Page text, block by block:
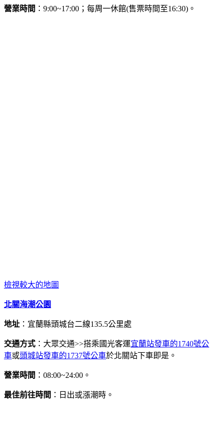
營業時間 ：9:00~17:00；每周一休館(售票時間至16:30)。
檢視較大的地圖
北關海潮公園
地址 ：宜蘭縣頭城台二線135.5公里處
交通方式 ：大眾交通>>搭乘國光客運宜蘭站發車的1740號公
車或頭城站發車的1737號公車於北關站下車即是。
營業時間 ：08:00~24:00。
最佳前往時間 ：日出或漲潮時。